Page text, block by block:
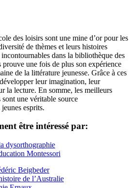
des loisirs sont une mine d’or pour les
de thèmes et leurs histoires
dans la bibliothèque des
prouve une fois de plus son expérience
de la littérature jeunesse. Grâce à ces
leur imagination, leur
la lecture. En somme, les meilleurs
une véritable source
esprits.
être intéressé par:
dysorthographie
Montessori
Beigbeder
de l’Australie